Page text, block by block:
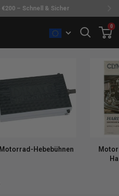
Ohne Stress
0
Motorrad-Hebebühnen